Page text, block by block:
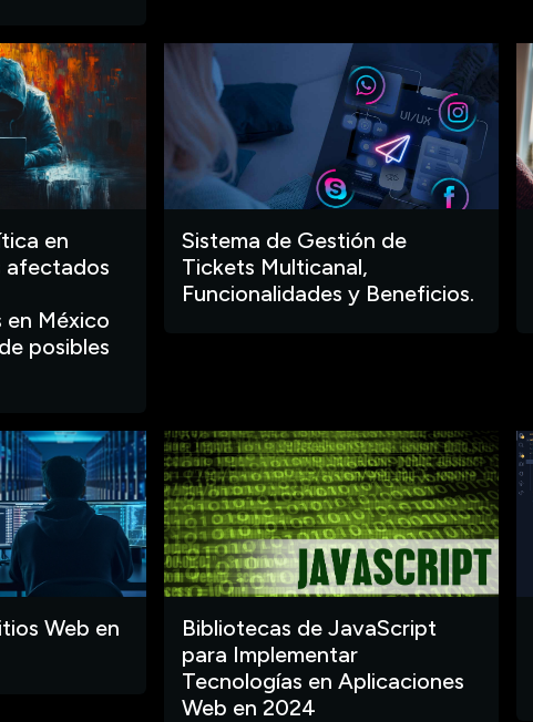
en
afectados
en México
posibles
Sistema de Gestión de
Tickets Multicanal,
Funcionalidades y Beneficios.
Web en
Bibliotecas de JavaScript
para Implementar
Tecnologías en Aplicaciones
Web en 2024